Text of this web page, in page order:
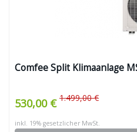
Comfee Split Klimaanlage
530,00 € 1.499,00 €
inkl. 19% gesetzlicher MwSt.